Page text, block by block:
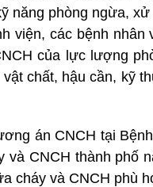
năng phòng ngừa,
viện, các bệnh
của lực lượng
chất, hậu cần, kỹ
án CNCH tại
CNCH thành phố
cháy và CNCH phù